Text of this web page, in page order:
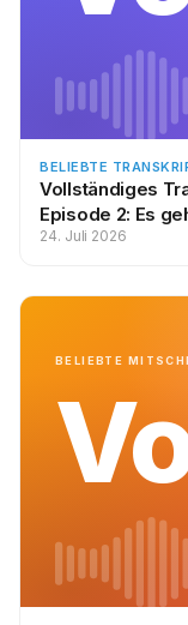
BELIEBTE
Vollständiges
Episode 2: Es
24. Juli 2026
BELIEBTE